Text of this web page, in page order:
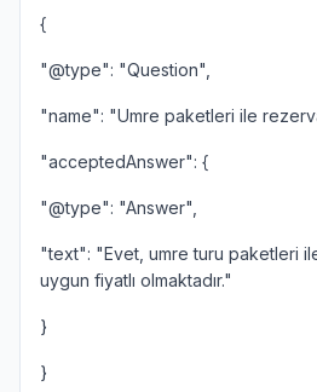
{
"@type": "Question",
"name": "Umre paketleri ile
"acceptedAnswer": {
"@type": "Answer",
"text": "Evet, umre turu paketleri
uygun fiyatlı olmaktadır."
}
}